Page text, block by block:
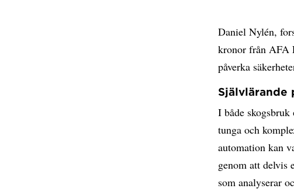
Daniel Nylén,
kronor från AFA
påverka
I både
tunga och
automation kan
genom att delvis
som analyserar